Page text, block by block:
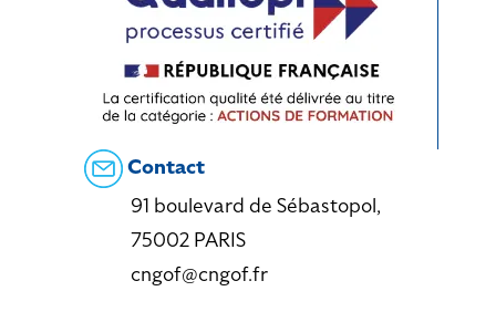
Contact
91 boulevard de Sébastopol,
75002 PARIS
cngof@cngof.fr